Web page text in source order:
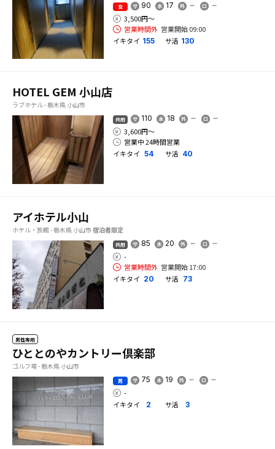
女 90 17
3,500円〜
営業時間外 営業開始 09:00
イキタイ 155 サ活 130
HOTEL GEM 小山店
ラブホテル - 栃木県 小山市
共用 110 18
3,600円〜
営業中 24時間営業
イキタイ 54 サ活 40
アイホテル小山
ホテル・旅館 - 栃木県 小山市 宿泊者限定
共用 85 20
-
営業時間外 営業開始 17:00
イキタイ 20 サ活 73
男性専用
ひととのやカントリー倶楽部
ゴルフ場 - 栃木県 小山市
男 75 19
-
イキタイ
2 サ活 3